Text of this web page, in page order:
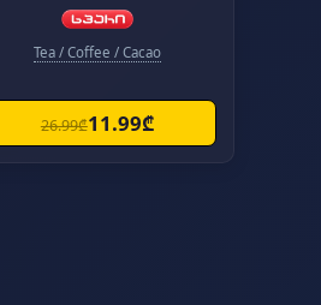
Tea / Coffee / Cacao
26.99₾11.99₾